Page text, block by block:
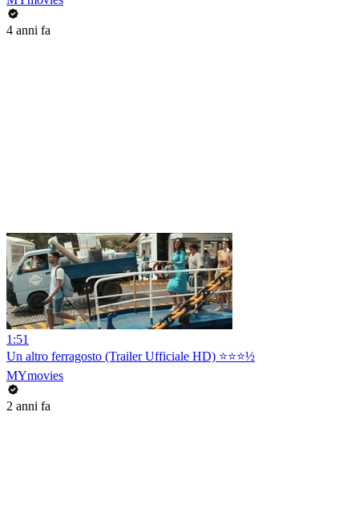
4 anni fa
1:51
Un altro ferragosto (Trailer Ufficiale HD) ⭐️⭐️⭐️½
MYmovies
2 anni fa